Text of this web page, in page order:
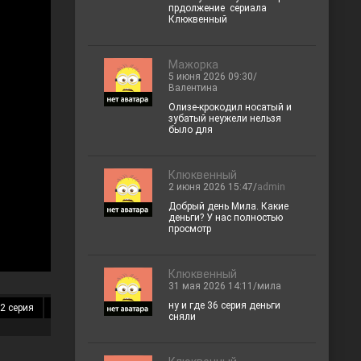
серия 14 серия 15 серия 16 серия
прдолжение сериала
Клюквенный
Мажорка
5 июня 2026 09:30/
Валентина
Олизе-крокодил носатый и
зубатый неужели нельзя
было для
Клюквенный
2 июня 2026 15:47/admin
Добрый день Мила. Какие
деньги? У нас полностью
просмотр
Клюквенный
31 мая 2026 14:11/мила
ну и где 36 серия деньги
сняли